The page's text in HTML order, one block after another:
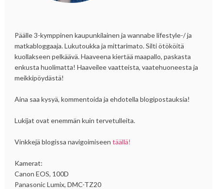
Päälle 3-kymppinen kaupunkilainen ja wannabe lifestyle-/ ja
matkabloggaaja. Lukutoukka ja mittarimato. Silti ötököitä
kuollakseen pelkäävä. Haaveena kiertää maapallo, paskasta
enkusta huolimatta! Haaveilee vaatteista, vaatehuoneesta ja
meikkipöydästä!
Aina saa kysyä, kommentoida ja ehdotella blogipostauksia!
Lukijat ovat enemmän kuin tervetulleita.
Vinkkejä blogissa navigoimiseen täällä!
Kamerat:
Canon EOS, 100D
Panasonic Lumix, DMC-TZ20